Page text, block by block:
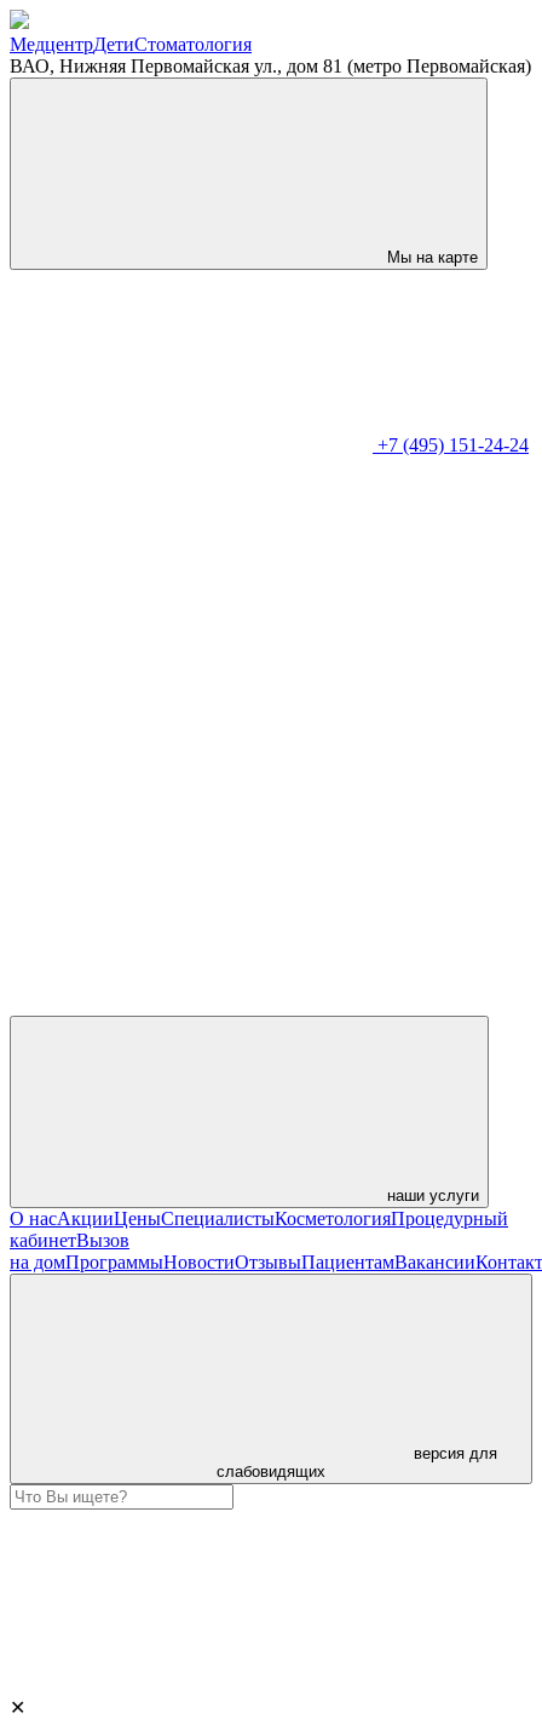
МедцентрДетиСтоматология
ВАО, Нижняя Первомайская ул., дом 81 (метро Первомайская)
Мы на карте
+7 (495) 151-24-24
наши услуги
О насАкцииЦеныСпециалистыКосметологияПроцедурный
кабинетВызов
на домПрограммыНовостиОтзывыПациентамВакансии
версия для
слабовидящих
✕